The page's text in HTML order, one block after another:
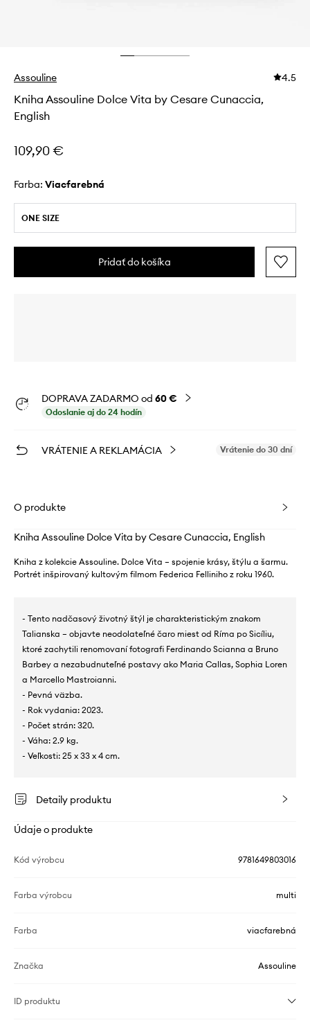
Assouline 4.5
Kniha Assouline Dolce Vita by Cesare Cunaccia,
English
109,90 €
Farba: viacfarebná
ONE SIZE
Pridať do košíka
DOPRAVA ZADARMO od 60 €
Odoslanie aj do 24 hodín
VRÁTENIE A REKLAMÁCIA Vrátenie do 30 dní
O produkte
Kniha Assouline Dolce Vita by Cesare Cunaccia, English
Kniha z kolekcie Assouline. Dolce Vita – spojenie krásy, štýlu a šarmu.
Portrét inšpirovaný kultovým filmom Federica Felliniho z roku 1960.
- Tento nadčasový životný štýl je charakteristickým znakom
Talianska – objavte neodolateľné čaro miest od Ríma po Sicíliu,
ktoré zachytili renomovaní fotografi Ferdinando Scianna a Bruno
Barbey a nezabudnuteľné postavy ako Maria Callas, Sophia Loren
a Marcello Mastroianni.
- Pevná väzba.
- Rok vydania: 2023.
- Počet strán: 320.
- Váha: 2.9 kg.
- Veľkosti: 25 x 33 x 4 cm.
Detaily produktu
Údaje o produkte
Kód výrobcu 9781649803016
Farba výrobcu multi
Farba viacfarebná
Značka Assouline
ID produktu